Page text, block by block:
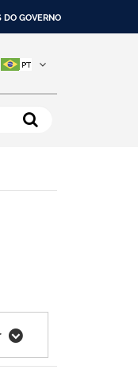
DO GOVERNO